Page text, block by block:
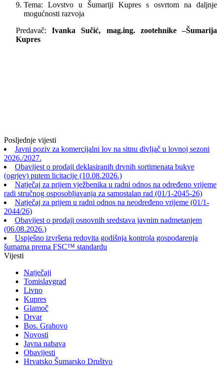
Tema: Lovstvo u Šumariji Kupres s osvrtom na daljnje
mogućnosti razvoja
Predavač:Ivanka Sučić, mag.ing. zootehnike –Šumarija
Kupres
Posljednje vijesti
Javni poziv za komercijalni lov na sitnu divljač u lovnoj sezoni
2026./2027.
Obavijest o prodaji deklasiranih drvnih sortimenata bukve
(ogrjev) putem licitacije (10.08.2026.)
Natječaj za prijem vježbenika u radni odnos na određeno vrijeme
radi stručnog osposobljavanja za samostalan rad (01/1-2045-26)
Natječaj za prijem u radni odnos na neodređeno vrijeme (01/1-
2044/26)
Obavijest o prodaji osnovnih sredstava javnim nadmetanjem
(06.08.2026.)
Uspješno izvršena redovita godišnja kontrola gospodarenja
šumama prema FSC™ standardu
Vijesti
Natječaji
Tomislavgrad
Livno
Kupres
Glamoč
Drvar
Bos. Grahovo
Novosti
Javna nabava
Obavijesti
Hrvatsko Šumarsko Društvo